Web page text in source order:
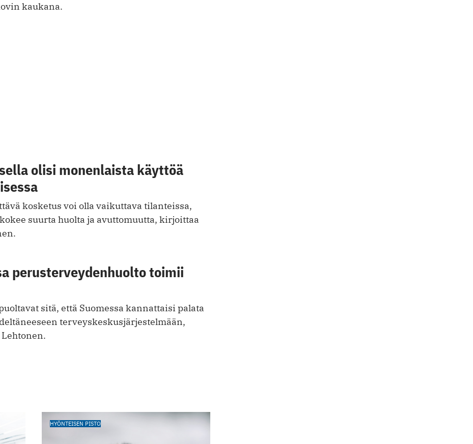
kaukana.
olisi monenlaista käyttöä
kosketus voi olla vaikuttava tilanteissa,
suurta huolta ja avuttomuutta, kirjoittaa
perusterveydenhuolto toimii
sitä, että Suomessa kannattaisi palata
terveyskeskusjärjestelmään,
HYÖNTEISEN PISTO